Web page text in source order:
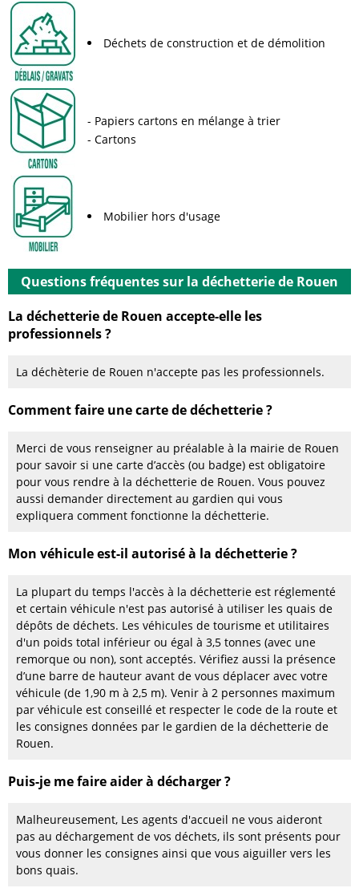
Déchets de construction et de démolition
Papiers cartons en mélange à trier
Cartons
Mobilier hors d'usage
Questions fréquentes sur la déchetterie de Rouen
La déchetterie de Rouen accepte-elle les
professionnels ?
La déchèterie de Rouen n'accepte pas les professionnels.
Comment faire une carte de déchetterie ?
Merci de vous renseigner au préalable à la mairie de Rouen
pour savoir si une carte d’accès (ou badge) est obligatoire
pour vous rendre à la déchetterie de Rouen. Vous pouvez
aussi demander directement au gardien qui vous
expliquera comment fonctionne la déchetterie.
Mon véhicule est-il autorisé à la déchetterie ?
La plupart du temps l'accès à la déchetterie est réglementé
et certain véhicule n'est pas autorisé à utiliser les quais de
dépôts de déchets. Les véhicules de tourisme et utilitaires
d'un poids total inférieur ou égal à 3,5 tonnes (avec une
remorque ou non), sont acceptés. Vérifiez aussi la présence
d’une barre de hauteur avant de vous déplacer avec votre
véhicule (de 1,90 m à 2,5 m). Venir à 2 personnes maximum
par véhicule est conseillé et respecter le code de la route et
les consignes données par le gardien de la déchetterie de
Rouen.
Puis-je me faire aider à décharger ?
Malheureusement, Les agents d'accueil ne vous aideront
pas au déchargement de vos déchets, ils sont présents pour
vous donner les consignes ainsi que vous aiguiller vers les
bons quais.